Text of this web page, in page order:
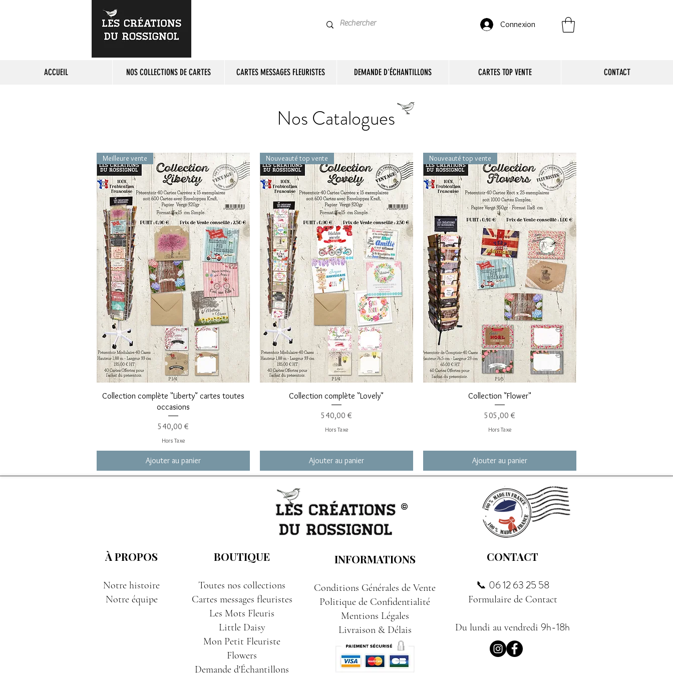
Connexion
ACCUEIL NOS COLLECTIONS DE CARTES CARTES MESSAGES FLEURISTES DEMANDE D'ÉCHANTILLONS CARTES TOP VENTE CONTACT
Nos Catalogues
Aperçu rapide
Meilleure vente
Collection complète "Liberty" cartes toutes
occasions
Prix
540,00 €
Hors Taxe
Ajouter au panier
Aperçu rapide
Nouveauté top vente
Collection complète "Lovely"
Prix
540,00 €
Hors Taxe
Ajouter au panier
Aperçu rapide
Nouveauté top vente
Collection "Flower"
Prix
505,00 €
Hors Taxe
Ajouter au panier
À PROPOS
Notre histoire
Notre équipe
BOUTIQUE
Toutes nos collections
Cartes messages fleuristes
Les Mots Fleuris
Little Daisy
Mon Petit Fleuriste
Flowers
Demande d'Échantillons
INFORMATIONS
Conditions Générales de Vente
Politique de Confidentialité
Mentions Légales
Livraison & Délais
CONTACT
📞 06 12 63 25 58
Formulaire de Contact
Du lundi au vendredi 9h-18h